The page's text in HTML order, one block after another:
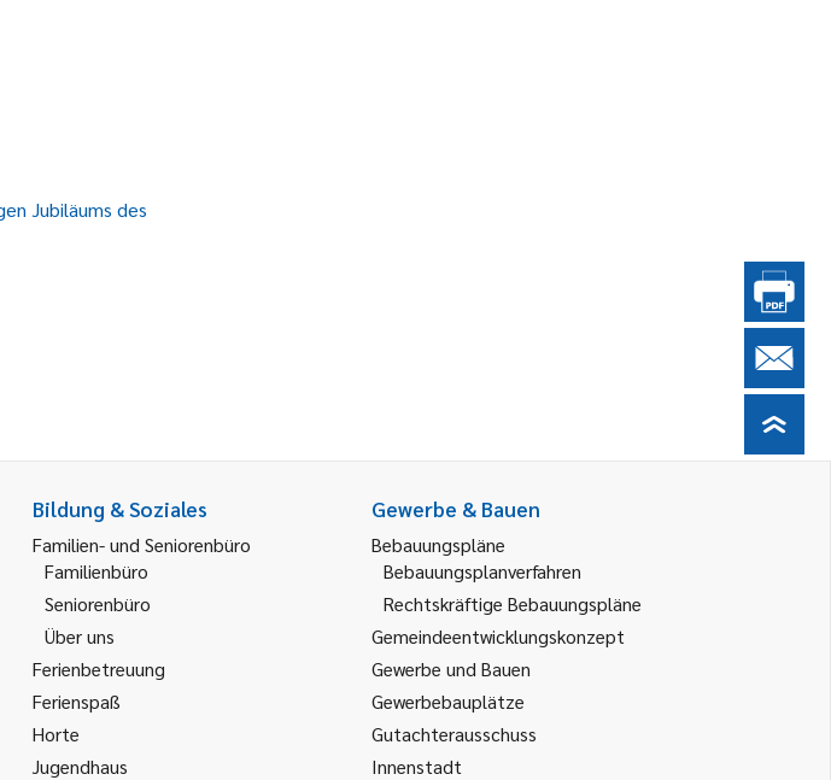
Jubiläums des
Bildung & Soziales
Familien- und Seniorenbüro
Familienbüro
Seniorenbüro
Über uns
Ferienbetreuung
Ferienspaß
Horte
Jugendhaus
Gewerbe & Bauen
Bebauungspläne
Bebauungsplanverfahren
Rechtskräftige Bebauungspläne
Gemeindeentwicklungskonzept
Gewerbe und Bauen
Gewerbebauplätze
Gutachterausschuss
Innenstadt